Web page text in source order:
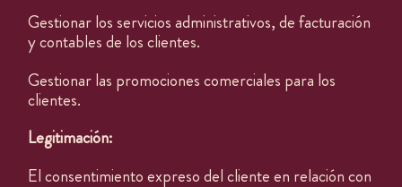
Gestionar los servicios administrativos, de facturación
y contables de los clientes.
Gestionar las promociones comerciales para los
clientes.
Legitimación:
El consentimiento expreso del cliente en relación con